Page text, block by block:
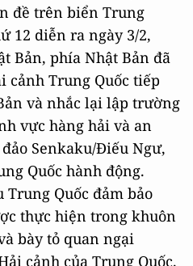
đề trên biển Trung
12 diễn ra ngày 3/2,
Bản, phía Nhật Bản đã
cảnh Trung Quốc tiếp
và nhắc lại lập trường
vực hàng hải và an
Senkaku/Điếu Ngư,
Quốc hành động.
Trung Quốc đảm bảo
thực hiện trong khuôn
bày tỏ quan ngại
cảnh của Trung Quốc.